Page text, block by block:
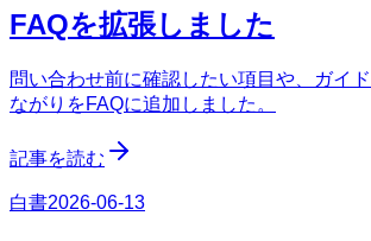
FAQを拡張しました
問い合わせ前に確認したい項目や、ガイ
ながりをFAQに追加しました。
記事を読む
白書2026-06-13